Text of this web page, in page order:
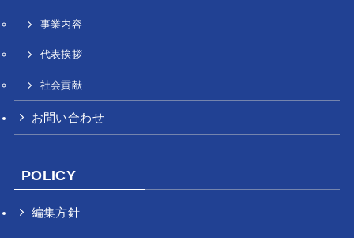
事業内容
代表挨拶
社会貢献
お問い合わせ
POLICY
編集方針